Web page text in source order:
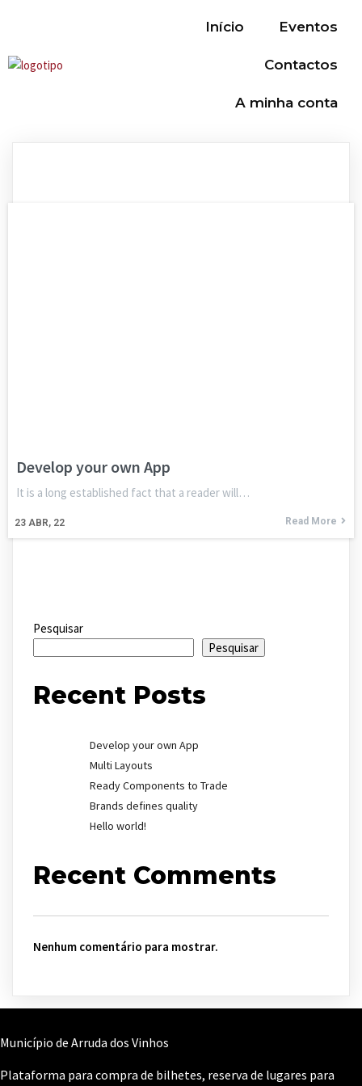
Início Eventos
Contactos
A minha conta
Develop your own App
23 ABR, 22
It is a long established fact that a reader will…
Read More
Pesquisar
Pesquisar
Recent Posts
Develop your own App
Multi Layouts
Ready Components to Trade
Brands defines quality
Hello world!
Recent Comments
Nenhum comentário para mostrar.
Município de Arruda dos Vinhos
Plataforma para compra de bilhetes, reserva de lugares para